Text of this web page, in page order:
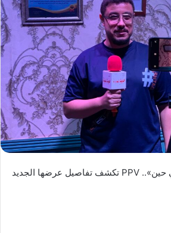
«لم تشرق الشمس حتي حين».. PPV تكشف تفاصيل عرضها الجديد